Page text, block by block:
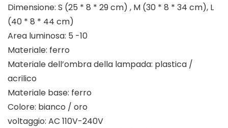
Dimensione: S (25 * 8 * 29 cm) , M (30 * 8 * 34 cm), L
(40 * 8 * 44 cm)
Area luminosa: 5 -10
Materiale: ferro
Materiale dell’ombra della lampada: plastica /
acrilico
Materiale base: ferro
Colore: bianco / oro
voltaggio: AC 110V-240V